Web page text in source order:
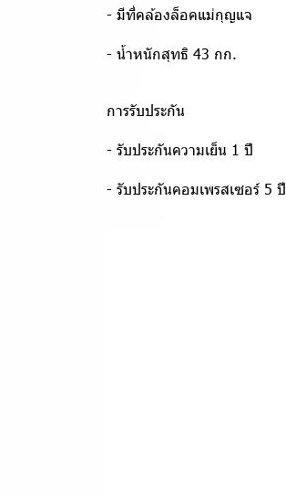
- มีที่คล้องล็อคแม่กุญแจ
- น้ำหนักสุทธิ 43 กก.
การรับประกัน
- รับประกันความเย็น 1 ปี
- รับประกันคอมเพรสเซอร์ 5 ปี